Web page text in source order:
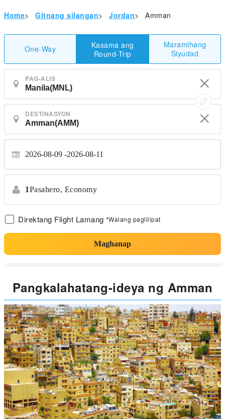
Home> Gitnang silangan> Jordan> Amman
One-Way
Kasama ang
Round-Trip
Maramihang
Siyudad
PAG-ALIS
DESTINASYON
2026-08-09 2026-08-11
1Pasahero, Economy
Direktang Flight Lamang *Walang paglilipat
Maghanap
Pangkalahatang-ideya ng Amman